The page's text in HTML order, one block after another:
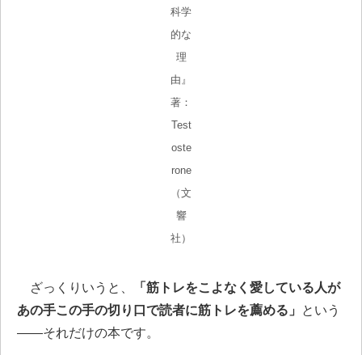
科学
的な
理
由』
著：
Test
oste
rone
（文
響
社）
ざっくりいうと、
「筋トレをこよなく愛している人が
あの手この手の切り口で読者に筋トレを薦める」
という
――それだけの本です。